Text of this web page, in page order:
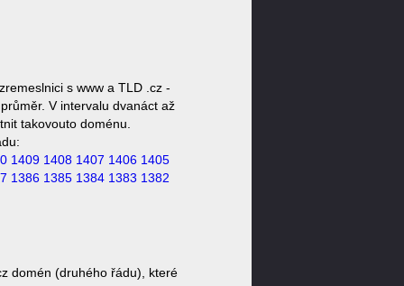
s www a TLD .cz -
V intervalu dvanáct až
takovouto doménu.
1409 1408 1407 1406 1405
1386 1385 1384 1383 1382
domén (druhého řádu), které